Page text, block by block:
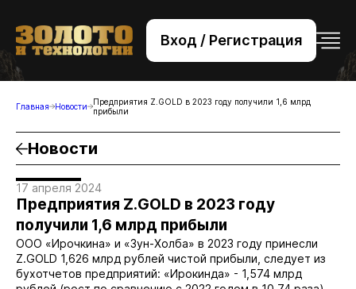
Вход / Регистрация
+7 (495) 221-76-32
bsv@zolteh.ru
Главная Новости
Предприятия Z.GOLD в 2023 году получили 1,6 млрд
прибыли
Новости
17 апреля 2024
Предприятия Z.GOLD в 2023 году
получили 1,6 млрд прибыли
ООО «Ирочкина» и «Зун-Холба» в 2023 году принесли
Z.GOLD 1,626 млрд рублей чистой прибыли, следует из
бухотчетов предприятий: «Ирокинда» - 1,574 млрд